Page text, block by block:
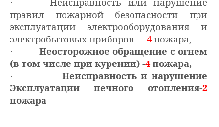
·
правил пожарной безопасности при
эксплуатации электрооборудования и
электробытовых приборов - 4пожара,
·
Неосторожное обращение с огнем
(в том числе при курении) -4 пожара,
·
Неисправность и нарушение
Эксплуатации печного отопления-2
пожара